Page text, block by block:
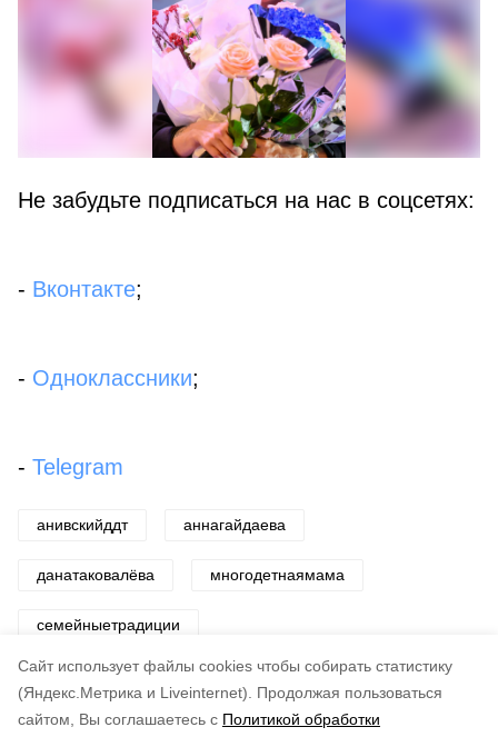
Cайт использует файлы cookies чтобы собирать статистику
(Яндекс.Метрика и Liveinternet).
Продолжая пользоваться
сайтом, Вы соглашаетесь с Политикой обработки
Не забудьте подписаться на нас в соцсетях:
- Вконтакте;
- Одноклассники;
- Telegram
анивскийддт аннагайдаева
данатаковалёва многодетнаямама
семейныетрадиции
Авторы: Светлана Захарова